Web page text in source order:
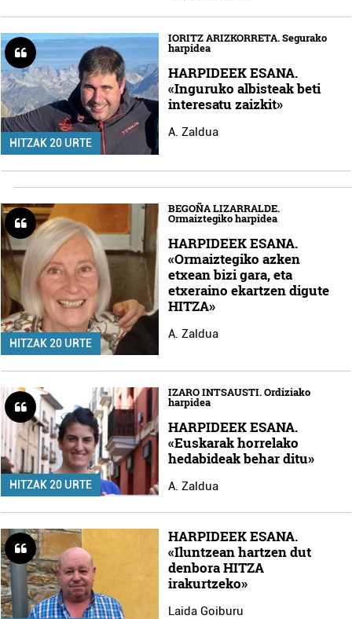
HITZAK 20 URTE
IORITZ ARIZKORRETA. Segurako
harpidea
HARPIDEEK ESANA.
«Inguruko albisteak beti
interesatu zaizkit»
A. Zaldua
HITZAK 20 URTE
BEGOÑA LIZARRALDE.
Ormaiztegiko harpidea
HARPIDEEK ESANA.
«Ormaiztegiko azken
etxean bizi gara, eta
etxeraino ekartzen digute
HITZA»
A. Zaldua
HITZAK 20 URTE
IZARO INTSAUSTI. Ordiziako
harpidea
HARPIDEEK ESANA.
«Euskarak horrelako
hedabideak behar ditu»
A. Zaldua
HARPIDEEK ESANA.
«Iluntzean hartzen dut
denbora HITZA
irakurtzeko»
Laida Goiburu